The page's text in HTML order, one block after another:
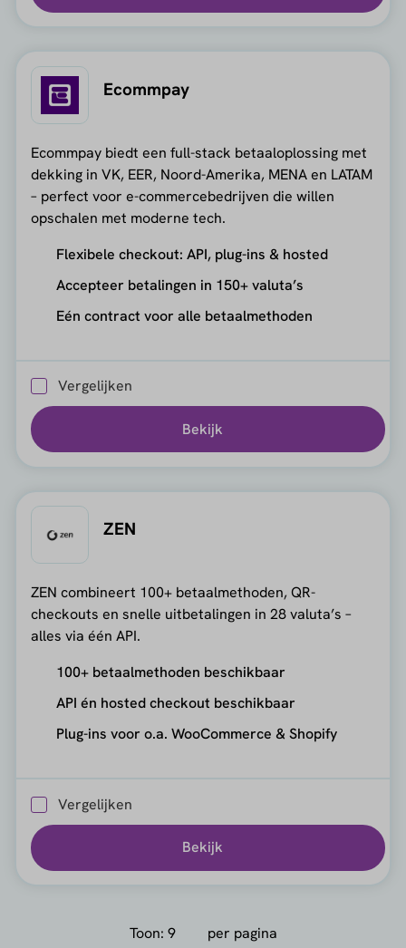
Ecommpay
Ecommpay biedt een full-stack betaaloplossing met
dekking in VK, EER, Noord-Amerika, MENA en LATAM
– perfect voor e-commercebedrijven die willen
opschalen met moderne tech.
Flexibele checkout: API, plug-ins & hosted
Accepteer betalingen in 150+ valuta’s
Eén contract voor alle betaalmethoden
Vergelijken
Bekijk
ZEN
ZEN combineert 100+ betaalmethoden, QR-
checkouts en snelle uitbetalingen in 28 valuta’s –
alles via één API.
100+ betaalmethoden beschikbaar
API én hosted checkout beschikbaar
Plug-ins voor o.a. WooCommerce & Shopify
Vergelijken
Bekijk
Toon: per pagina